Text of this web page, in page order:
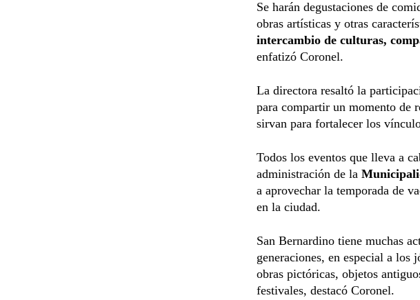
Se harán degustaciones de
obras artísticas y otras
intercambio de culturas,
enfatizó Coronel.
La directora resaltó la
para compartir un momento de
sirvan para fortalecer los
Todos los eventos que lleva a
administración de la
a aprovechar la temporada de
en la ciudad.
San Bernardino tiene muchas
generaciones, en especial a los
obras pictóricas, objetos
festivales, destacó Coronel.